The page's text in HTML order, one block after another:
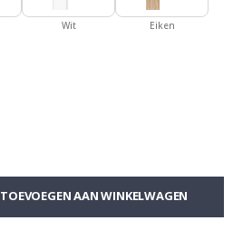
Wit Eiken
TOEVOEGEN AAN WINKELWAGEN